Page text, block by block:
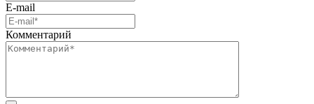
E-mail
Комментарий